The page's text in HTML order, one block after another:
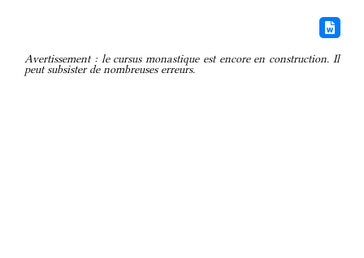
Avertissement : le cursus monastique est encore en construction. Il
peut subsister de nombreuses erreurs.